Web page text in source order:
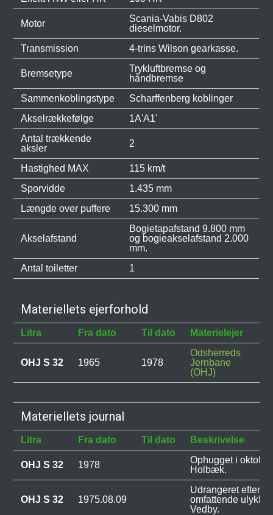
Motor
Scania-Vabis D802
dieselmotor.
Transmission
4-trins Wilson gearkasse.
Bremsetype
Trykluftbremse og
håndbremse
Sammenkoblingstype
Scharffenberg koblinger
Akselrækkefølge
1A'A1'
Antal trækkende
aksler
2
Hastighed MAX
115 km/t
Sporvidde
1.435 mm
Længde over puffere
15.300 mm
Akselafstand
Bogietapafstand 9.800 mm
og bogieakselafstand 2.000
mm.
Antal toiletter
1
Materiellets ejerforhold
Litra Fra dato Til dato Materielejer
OHJ S 32 1965 1978
Odsherreds
Jernbane
(OHJ)
Materiellets journal
Litra Fra dato Til dato Beskrivelse
OHJ S 32 1978
Ophugget i
Holbæk.
OHJ S 32 1975.08.09
Udrangeret efter
omfattende ulykke
Vedby.